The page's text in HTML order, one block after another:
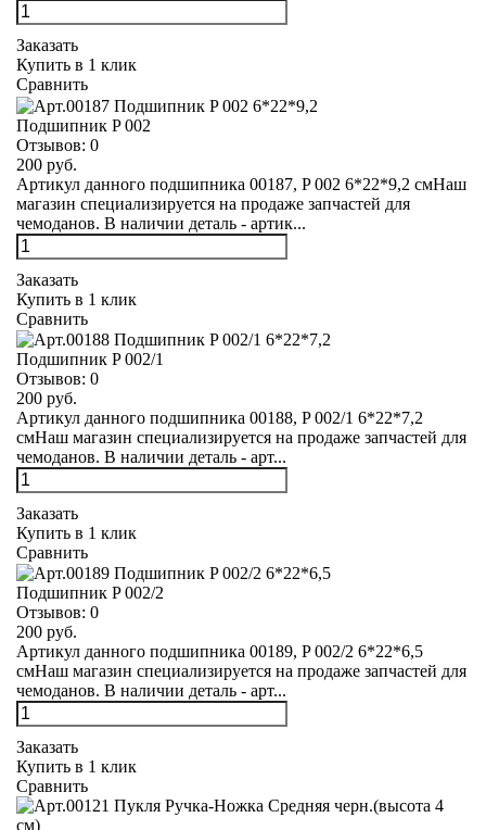
Заказать
Купить в 1 клик
Сравнить
Подшипник P 002
Отзывов: 0
200 руб.
Артикул данного подшипника 00187, P 002 6*22*9,2 смНаш
магазин специализируется на продаже запчастей для
чемоданов. В наличии деталь - артик...
Заказать
Купить в 1 клик
Сравнить
Подшипник P 002/1
Отзывов: 0
200 руб.
Артикул данного подшипника 00188, P 002/1 6*22*7,2
смНаш магазин специализируется на продаже запчастей для
чемоданов. В наличии деталь - арт...
Заказать
Купить в 1 клик
Сравнить
Подшипник P 002/2
Отзывов: 0
200 руб.
Артикул данного подшипника 00189, P 002/2 6*22*6,5
смНаш магазин специализируется на продаже запчастей для
чемоданов. В наличии деталь - арт...
Заказать
Купить в 1 клик
Сравнить